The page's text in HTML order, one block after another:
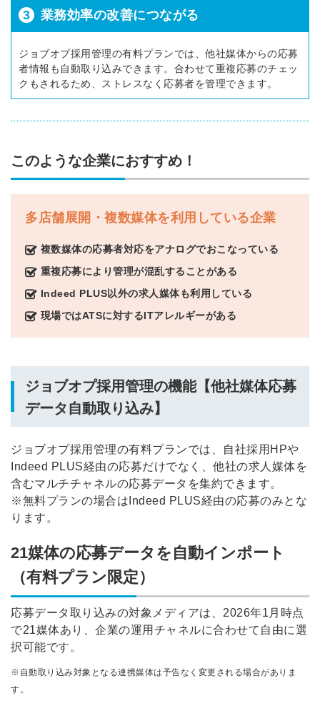
3 業務効率の改善につながる
ジョブオプ採用管理の有料プランでは、他社媒体からの応募
者情報も自動取り込みできます。合わせて重複応募のチェッ
クもされるため、ストレスなく応募者を管理できます。
このような企業におすすめ！
多店舗展開・複数媒体を利用している企業
複数媒体の応募者対応をアナログでおこなっている
重複応募により管理が混乱することがある
Indeed PLUS以外の求人媒体も利用している
現場ではATSに対するITアレルギーがある
ジョブオプ採用管理の機能【他社媒体応募
データ自動取り込み】
ジョブオプ採用管理の有料プランでは、自社採用HPや
Indeed PLUS経由の応募だけでなく、他社の求人媒体を
含むマルチチャネルの応募データを集約できます。
※無料プランの場合はIndeed PLUS経由の応募のみとな
ります。
21媒体の応募データを自動インポート
（有料プラン限定）
応募データ取り込みの対象メディアは、2026年1月時点
で21媒体あり、企業の運用チャネルに合わせて自由に選
択可能です。
※自動取り込み対象となる連携媒体は予告なく変更される場合がありま
す。